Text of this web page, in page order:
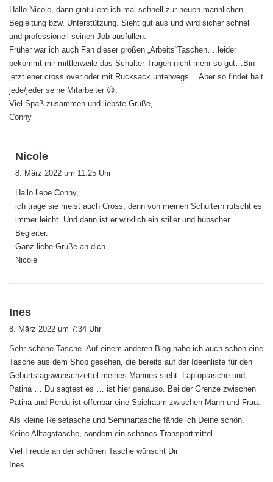
t
:
Hallo Nicole, dann gratuliere ich mal schnell zur neuen männlichen
Begleitung bzw. Unterstützung. Sieht gut aus und wird sicher schnell
und professionell seinen Job ausfüllen.
Früher war ich auch Fan dieser großen „Arbeits“Taschen….leider
bekommt mir mittlerweile das Schulter-Tragen nicht mehr so gut…Bin
jetzt eher cross over oder mit Rucksack unterwegs… Aber so findet halt
jede/jeder seine Mitarbeiter 😉.
Viel Spaß zusammen und liebste Grüße,
Conny
Nicole
t
:
8. März 2022 um 11:25 Uhr
Hallo liebe Conny,
ich trage sie meist auch Cross, denn von meinen Schultern rutscht es
immer leicht. Und dann ist er wirklich ein stiller und hübscher
Begleiter.
Ganz liebe Grüße an dich
Nicole
Ines
t
:
8. März 2022 um 7:34 Uhr
Sehr schöne Tasche. Auf einem anderen Blog habe ich auch schon eine
Tasche aus dem Shop gesehen, die bereits auf der Ideenliste für den
Geburtstagswunschzettel meines Mannes steht. Laptoptasche und
Patina … Du sagtest es … ist hier genauso. Bei der Grenze zwischen
Patina und Perdu ist offenbar eine Spielraum zwischen Mann und Frau.
Als kleine Reisetasche und Seminartasche fände ich Deine schön.
Keine Alltagstasche, sondern ein schönes Transportmittel.
Viel Freude an der schönen Tasche wünscht Dir
Ines